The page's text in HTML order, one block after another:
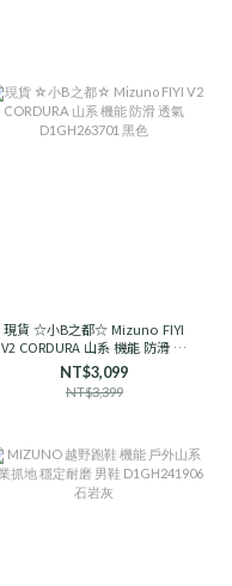
現貨 ☆小B之都☆ Mizuno FIYI
V2 CORDURA 山系 機能 防滑 透
氣 D1GH263701 黑色
NT$3,099
NT$3,399